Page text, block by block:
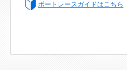
ボートレースガイドはこちら